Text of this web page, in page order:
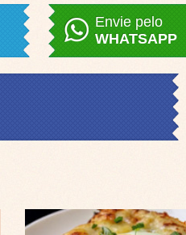
Envie pelo
WHATSAPP